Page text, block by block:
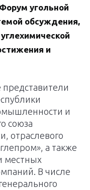
угольной
обсуждения,
и
представители
и
союза
отраслевого
а также
местных
В числе